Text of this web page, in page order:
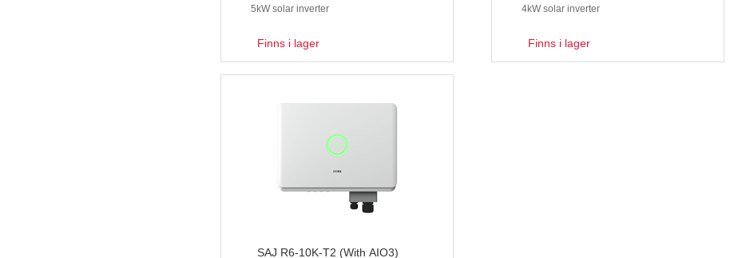
5kW solar inverter
Finns i lager
4kW solar inverter
Finns i lager
SAJ R6-10K-T2 (With AIO3)